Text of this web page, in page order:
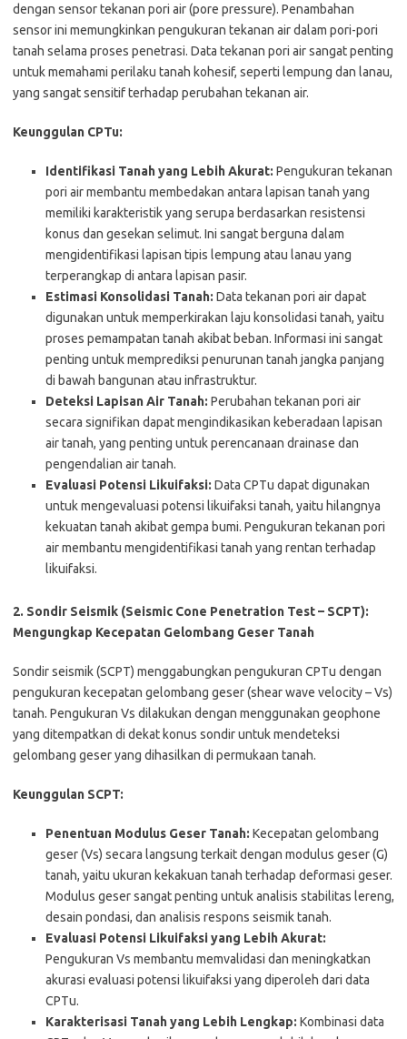
dengan sensor tekanan pori air (pore pressure). Penambahan
sensor ini memungkinkan pengukuran tekanan air dalam pori-pori
tanah selama proses penetrasi. Data tekanan pori air sangat penting
untuk memahami perilaku tanah kohesif, seperti lempung dan lanau,
yang sangat sensitif terhadap perubahan tekanan air.
Keunggulan CPTu:
Identifikasi Tanah yang Lebih Akurat: Pengukuran tekanan
pori air membantu membedakan antara lapisan tanah yang
memiliki karakteristik yang serupa berdasarkan resistensi
konus dan gesekan selimut. Ini sangat berguna dalam
mengidentifikasi lapisan tipis lempung atau lanau yang
terperangkap di antara lapisan pasir.
Estimasi Konsolidasi Tanah: Data tekanan pori air dapat
digunakan untuk memperkirakan laju konsolidasi tanah, yaitu
proses pemampatan tanah akibat beban. Informasi ini sangat
penting untuk memprediksi penurunan tanah jangka panjang
di bawah bangunan atau infrastruktur.
Deteksi Lapisan Air Tanah: Perubahan tekanan pori air
secara signifikan dapat mengindikasikan keberadaan lapisan
air tanah, yang penting untuk perencanaan drainase dan
pengendalian air tanah.
Evaluasi Potensi Likuifaksi: Data CPTu dapat digunakan
untuk mengevaluasi potensi likuifaksi tanah, yaitu hilangnya
kekuatan tanah akibat gempa bumi. Pengukuran tekanan pori
air membantu mengidentifikasi tanah yang rentan terhadap
likuifaksi.
2. Sondir Seismik (Seismic Cone Penetration Test – SCPT):
Mengungkap Kecepatan Gelombang Geser Tanah
Sondir seismik (SCPT) menggabungkan pengukuran CPTu dengan
pengukuran kecepatan gelombang geser (shear wave velocity – Vs)
tanah. Pengukuran Vs dilakukan dengan menggunakan geophone
yang ditempatkan di dekat konus sondir untuk mendeteksi
gelombang geser yang dihasilkan di permukaan tanah.
Keunggulan SCPT:
Penentuan Modulus Geser Tanah: Kecepatan gelombang
geser (Vs) secara langsung terkait dengan modulus geser (G)
tanah, yaitu ukuran kekakuan tanah terhadap deformasi geser.
Modulus geser sangat penting untuk analisis stabilitas lereng,
desain pondasi, dan analisis respons seismik tanah.
Evaluasi Potensi Likuifaksi yang Lebih Akurat:
Pengukuran Vs membantu memvalidasi dan meningkatkan
akurasi evaluasi potensi likuifaksi yang diperoleh dari data
CPTu.
Karakterisasi Tanah yang Lebih Lengkap: Kombinasi data